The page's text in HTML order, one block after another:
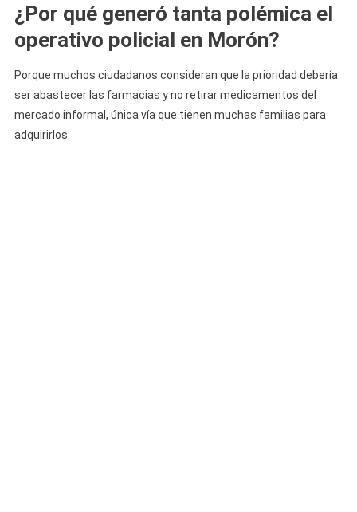
¿Por qué generó tanta polémica el
operativo policial en Morón?
Porque muchos ciudadanos consideran que la prioridad debería
ser abastecer las farmacias y no retirar medicamentos del
mercado informal, única vía que tienen muchas familias para
adquirirlos.